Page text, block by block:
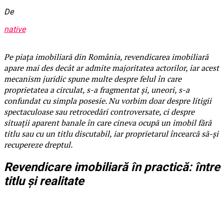
De
native
Pe piața imobiliară din România, revendicarea imobiliară
apare mai des decât ar admite majoritatea actorilor, iar acest
mecanism juridic spune multe despre felul în care
proprietatea a circulat, s-a fragmentat și, uneori, s-a
confundat cu simpla posesie. Nu vorbim doar despre litigii
spectaculoase sau retrocedări controversate, ci despre
situații aparent banale în care cineva ocupă un imobil fără
titlu sau cu un titlu discutabil, iar proprietarul încearcă să-și
recupereze dreptul.
Revendicare imobiliară în practică: între
titlu și realitate